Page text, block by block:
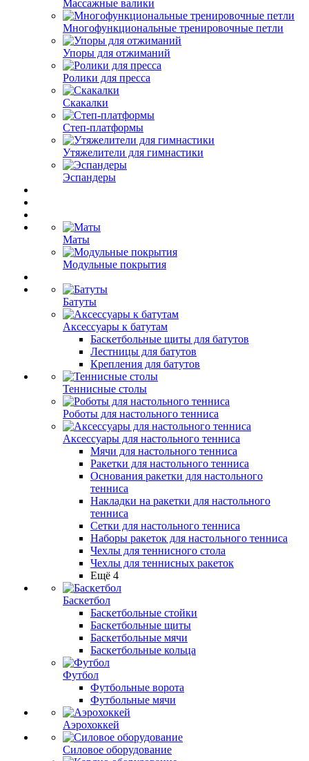
Массажные валики
Многофункциональные тренировочные петли
Упоры для отжиманий
Ролики для пресса
Скакалки
Степ-платформы
Утяжелители для гимнастики
Эспандеры
Маты
Модульные покрытия
Батуты
Аксессуары к батутам
Баскетбольные щиты для батутов
Лестницы для батутов
Крепления для батутов
Теннисные столы
Роботы для настольного тенниса
Аксессуары для настольного тенниса
Мячи для настольного тенниса
Ракетки для настольного тенниса
Основания ракетки для настольного
тенниса
Накладки на ракетки для настольного
тенниса
Сетки для настольного тенниса
Наборы ракеток для настольного тенниса
Чехлы для теннисного стола
Чехлы для теннисных ракеток
Ещё 4
Баскетбол
Баскетбольные стойки
Баскетбольные щиты
Баскетбольные мячи
Баскетбольные кольца
Футбол
Футбольные ворота
Футбольные мячи
Аэрохоккей
Силовое оборудование